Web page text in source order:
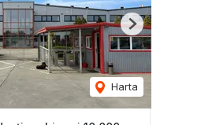
Harta
Next